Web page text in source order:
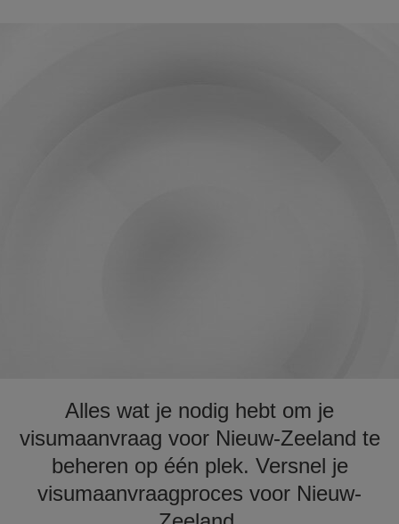
Alles wat je nodig hebt om je
visumaanvraag voor Nieuw-Zeeland te
beheren op één plek. Versnel je
visumaanvraagproces voor Nieuw-